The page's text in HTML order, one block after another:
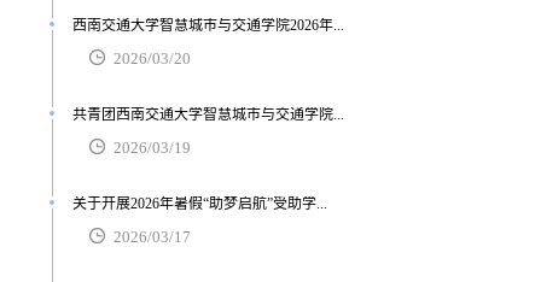
西南交通大学智慧城市与交通学院2026年...
2026/03/20
共青团西南交通大学智慧城市与交通学院...
2026/03/19
关于开展2026年暑假“助梦启航”受助学...
2026/03/17